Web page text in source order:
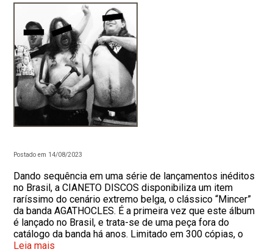
Postado em 14/08/2023
Dando sequência em uma série de lançamentos inéditos
no Brasil, a CIANETO DISCOS disponibiliza um item
raríssimo do cenário extremo belga, o clássico “Mincer”
da banda AGATHOCLES. É a primeira vez que este álbum
é lançado no Brasil, e trata-se de uma peça fora do
catálogo da banda há anos. Limitado em 300 cópias, o
Leia mais